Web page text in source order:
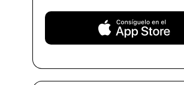
Descarga Gratuita